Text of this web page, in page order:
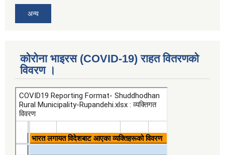
अन्य
कोरोना भाइरस (COVID-19) राहत वितरणको
विवरण ।